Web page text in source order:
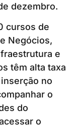
dezembro.
cursos de
Negócios,
e
têm alta taxa
no
o
do
o